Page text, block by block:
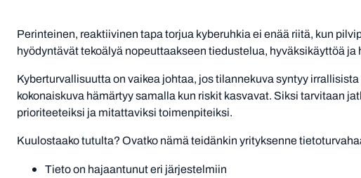
Perinteinen, reaktiivinen tapa torjua kyberuhkia ei enää riitä, kun
hyödyntävät tekoälyä nopeuttaakseen tiedustelua, hyväksikäyttöä
Kyberturvallisuutta on vaikea johtaa, jos tilannekuva syntyy
kokonaiskuva hämärtyy samalla kun riskit kasvavat. Siksi tarvitaan
prioriteeteiksi ja mitattaviksi toimenpiteiksi.
Kuulostaako tutulta? Ovatko nämä teidänkin yrityksenne
Tieto on hajaantunut eri järjestelmiin